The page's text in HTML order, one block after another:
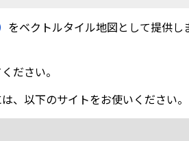
をベクトルタイル地図として提供
ださい。
、以下のサイトをお使いください。